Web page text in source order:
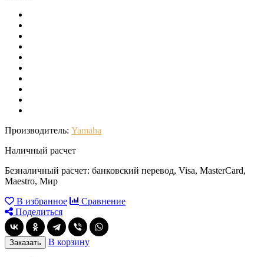
Производитель: Yamaha
Наличный расчет
Безналичный расчет: банковский перевод, Visa, MasterCard,
Maestro, Мир
В избранное
Сравнение
Поделиться
Заказать В корзину